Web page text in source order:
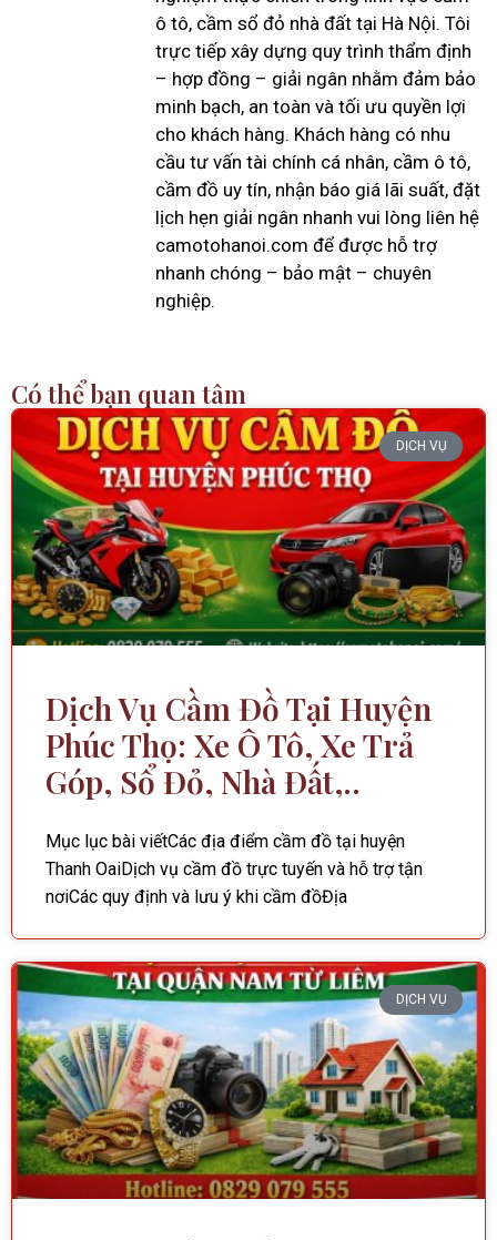
ô tô, cầm sổ đỏ nhà đất tại Hà Nội. Tôi
trực tiếp xây dựng quy trình thẩm định
– hợp đồng – giải ngân nhằm đảm bảo
minh bạch, an toàn và tối ưu quyền lợi
cho khách hàng. Khách hàng có nhu
cầu tư vấn tài chính cá nhân, cầm ô tô,
cầm đồ uy tín, nhận báo giá lãi suất, đặt
lịch hẹn giải ngân nhanh vui lòng liên hệ
camotohanoi.com để được hỗ trợ
nhanh chóng – bảo mật – chuyên
nghiệp.
Có thể bạn quan tâm
DỊCH VỤ
Dịch Vụ Cầm Đồ Tại Huyện
Phúc Thọ: Xe Ô Tô, Xe Trả
Góp, Sổ Đỏ, Nhà Đất,..
Mục lục bài viếtCác địa điểm cầm đồ tại huyện
Thanh OaiDịch vụ cầm đồ trực tuyến và hỗ trợ tận
nơiCác quy định và lưu ý khi cầm đồĐịa
DỊCH VỤ